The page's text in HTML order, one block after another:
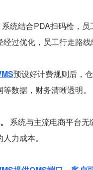
系统结合PDA扫码枪，员
过优化，员工行走路线
预设好计费规则后，
数据，财务清晰透明。
系统与主流电商平台
力成本。